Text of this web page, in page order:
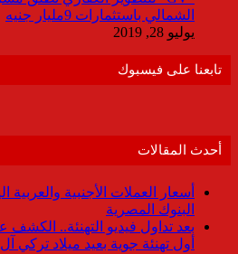
الشمالي باستثمارات 9مليار جنيه
يوليو 28, 2019
تابعنا على فيسبوك
أحدث المقالات
البنوك المصرية
بعد تداول فيديو التهنئة..
أول تهنئة جوية بعيد ميلاد